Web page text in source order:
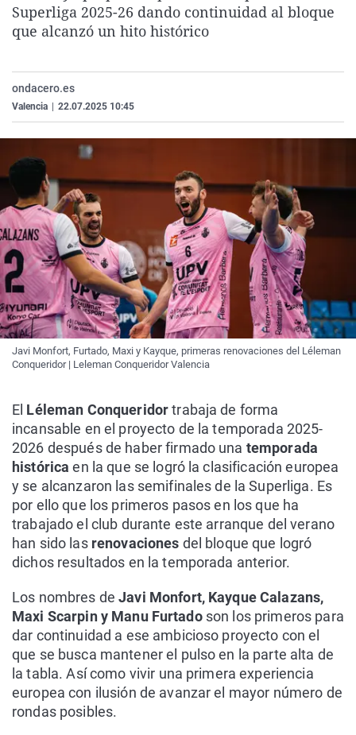
La rosa de los vientos
Como el perro y el
Caso
Equipo de
Extremadura
La Rioja
País Vasco
Virales
Elecciones
Superliga 2025-26 dando continuidad al bloque
que alcanzó un hito histórico
ondacero.es
Valencia 22.07.2025 10:45
Javi Monfort, Furtado, Maxi y Kayque, primeras renovaciones del Léleman
Conqueridor | Leleman Conqueridor Valencia
El Léleman Conqueridortrabaja de forma
incansable en el proyecto de la temporada 2025-
2026 después de haber firmado una temporada
histórica en la que se logró la clasificación europea
y se alcanzaron las semifinales de la Superliga. Es
por ello que los primeros pasos en los que ha
trabajado el club durante este arranque del verano
han sido lasrenovaciones del bloque que logró
dichos resultados en la temporada anterior.
Los nombres deJavi Monfort, Kayque Calazans,
Maxi Scarpin y Manu Furtadoson los primeros para
dar continuidad a ese ambicioso proyecto con el
que se busca mantener el pulso en la parte alta de
la tabla. Así como vivir una primera experiencia
europea con ilusión de avanzar el mayor número de
rondas posibles.